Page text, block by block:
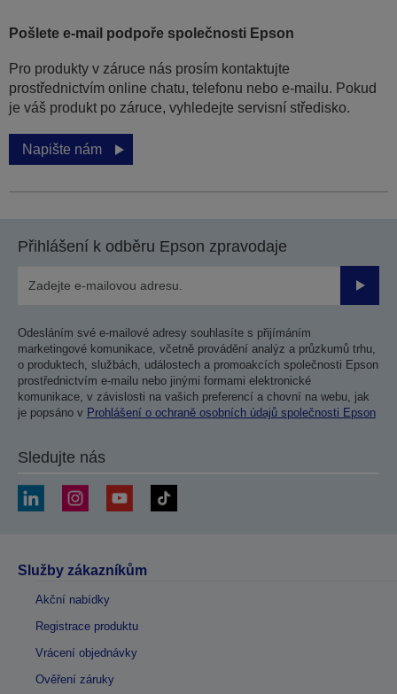
Pošlete e-mail podpoře společnosti Epson
Pro produkty v záruce nás prosím kontaktujte
prostřednictvím online chatu, telefonu nebo e-mailu. Pokud
je váš produkt po záruce, vyhledejte servisní středisko.
Napište nám
Přihlášení k odběru Epson zpravodaje
Odesláním své e-mailové adresy souhlasíte s přijímáním
marketingové komunikace, včetně provádění analýz a průzkumů trhu,
o produktech, službách, událostech a promoakcích společnosti Epson
prostřednictvím e-mailu nebo jinými formami elektronické
komunikace, v závislosti na vašich preferencí a chovní na webu, jak
je popsáno v Prohlášení o ochraně osobních údajů společnosti Epson
Sledujte nás
Služby zákazníkům
Akční nabídky
Registrace produktu
Vrácení objednávky
Ověření záruky